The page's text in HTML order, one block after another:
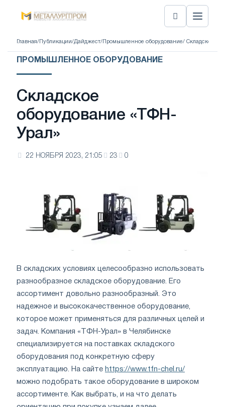
Главная/ Публикации/Дайджест/ Промышленное оборудование/ Складское
ПРОМЫШЛЕННОЕ ОБОРУДОВАНИЕ
Складское
оборудование «ТФН-
Урал»
22 НОЯБРЯ 2023, 21:05 23 0
В складских условиях целесообразно использовать
разнообразное складское оборудование. Его
ассортимент довольно разнообразный. Это
надежное и высококачественное оборудование,
которое может применяться для различных целей и
задач. Компания «ТФН-Урал» в Челябинске
специализируется на поставках складского
оборудования под конкретную сферу
эксплуатацию. На сайте https://www.tfn-chel.ru/
можно подобрать такое оборудование в широком
ассортименте. Как выбрать, и на что делать